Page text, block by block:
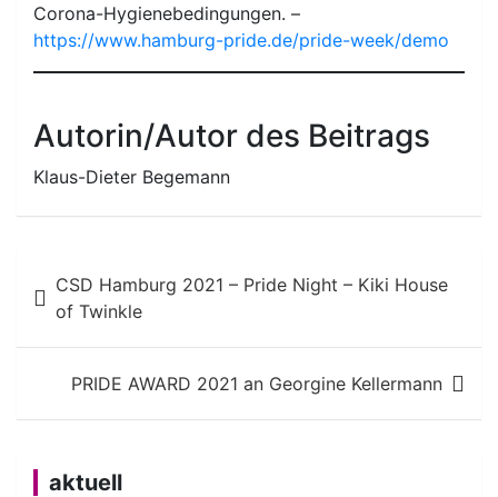
Corona-Hygienebedingungen. –
https://www.hamburg-pride.de/pride-week/demo
Autorin/Autor des Beitrags
Klaus-Dieter Begemann
Beitragsnavigation
CSD Hamburg 2021 – Pride Night – Kiki House
of Twinkle
PRIDE AWARD 2021 an Georgine Kellermann
aktuell